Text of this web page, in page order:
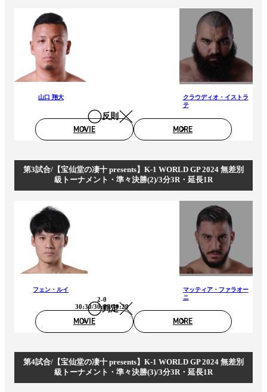
山口 翔大
反則
クラウディオ・イストラ
テ
MOVIE MORE
第3試合/【宝仙堂の凄十 presents】K-1 WORLD GP 2024 無差別
級トーナメント・準々決勝(2)/3分3R・延長1R
フェン・ルイ
判定
2-0
30:30/30:29/30:29
マッティア・ファラオー
ニ
MOVIE MORE
第4試合/【宝仙堂の凄十 presents】K-1 WORLD GP 2024 無差別
級トーナメント・準々決勝(3)/3分3R・延長1R